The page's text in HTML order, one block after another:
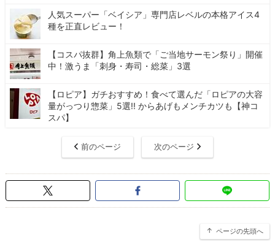
人気スーパー「ベイシア」専門店レベルの本格アイス4
種を正直レビュー！
【コスパ抜群】角上魚類で「ご当地サーモン祭り」開催
中！激うま「刺身・寿司・総菜」3選
【ロピア】ガチおすすめ！食べて選んだ「ロピアの大容
量がっつり惣菜」5選!! からあげもメンチカツも【神コ
スパ】
前のページ 次のページ
ページの先頭へ